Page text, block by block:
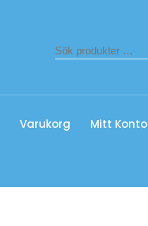
Varukorg Mitt Konto